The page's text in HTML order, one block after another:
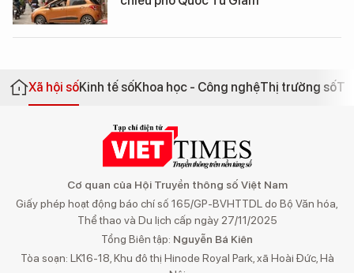
Xã hội sốKinh tế sốKhoa học - Công nghệThị trường số
Cơ quan của Hội Truyền thông số Việt Nam
Giấy phép hoạt động báo chí số 165/GP-BVHTTDL do Bộ Văn hóa,
Thể thao và Du lịch cấp ngày 27/11/2025
Tổng Biên tập: Nguyễn Bá Kiên
Tòa soạn: LK16-18, Khu đô thị Hinode Royal Park, xã Hoài Đức, Hà